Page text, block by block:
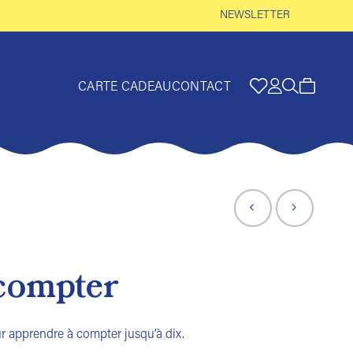
NEWSLETTER
CARTE CADEAUCONTACT
apprendre à compter jusqu’à dix.